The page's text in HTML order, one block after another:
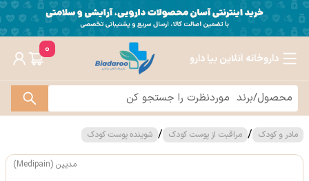
داروخانه آنلاین بیا دارو
0
مادر و کودک / مراقبت از پوست کودک / شوینده پوست کودک
مدیپن (Medipain)